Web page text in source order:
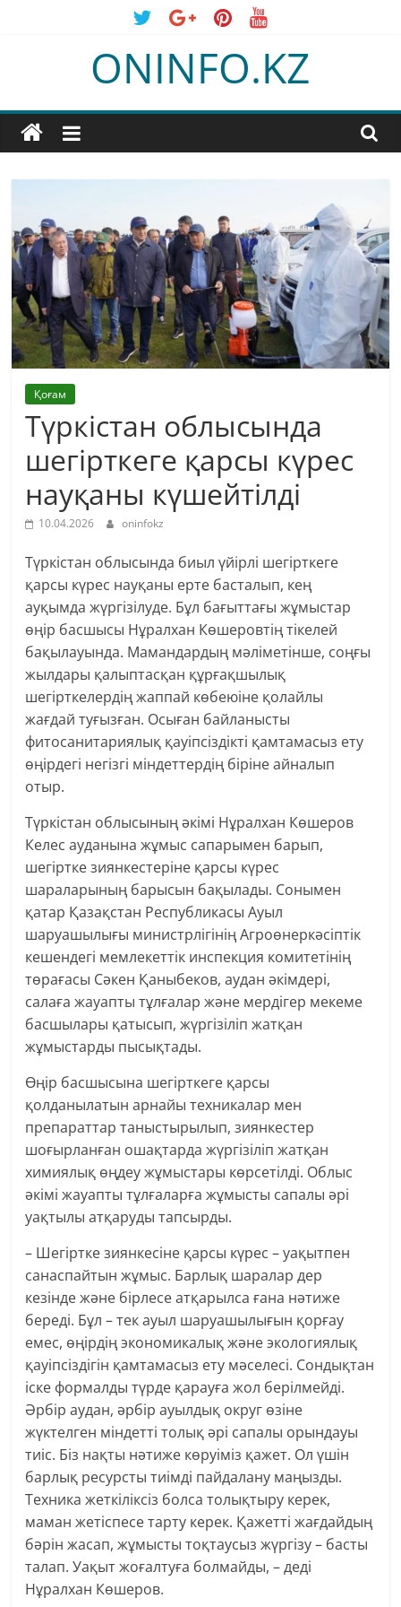
ONINFO.KZ
Қоғам
Түркістан облысында
шегірткеге қарсы күрес
науқаны күшейтілді
10.04.2026 oninfokz
Түркістан облысында биыл үйірлі шегірткеге
қарсы күрес науқаны ерте басталып, кең
ауқымда жүргізілуде. Бұл бағыттағы жұмыстар
өңір басшысы Нұралхан Көшеровтің тікелей
бақылауында. Мамандардың мәліметінше, соңғы
жылдары қалыптасқан құрғақшылық
шегірткелердің жаппай көбеюіне қолайлы
жағдай туғызған. Осыған байланысты
фитосанитариялық қауіпсіздікті қамтамасыз ету
өңірдегі негізгі міндеттердің біріне айналып
отыр.
Түркістан облысының әкімі Нұралхан Көшеров
Келес ауданына жұмыс сапарымен барып,
шегіртке зиянкестеріне қарсы күрес
шараларының барысын бақылады. Сонымен
қатар Қазақстан Республикасы Ауыл
шаруашылығы министрлігінің Агроөнеркәсіптік
кешендегі мемлекеттік инспекция комитетінің
төрағасы Сәкен Қаныбеков, аудан әкімдері,
салаға жауапты тұлғалар және мердігер мекеме
басшылары қатысып, жүргізіліп жатқан
жұмыстарды пысықтады.
Өңір басшысына шегірткеге қарсы
қолданылатын арнайы техникалар мен
препараттар таныстырылып, зиянкестер
шоғырланған ошақтарда жүргізіліп жатқан
химиялық өңдеу жұмыстары көрсетілді. Облыс
әкімі жауапты тұлғаларға жұмысты сапалы әрі
уақтылы атқаруды тапсырды.
– Шегіртке зиянкесіне қарсы күрес – уақытпен
санаспайтын жұмыс. Барлық шаралар дер
кезінде және бірлесе атқарылса ғана нәтиже
береді. Бұл – тек ауыл шаруашылығын қорғау
емес, өңірдің экономикалық және экологиялық
қауіпсіздігін қамтамасыз ету мәселесі. Сондықтан
іске формалды түрде қарауға жол берілмейді.
Әрбір аудан, әрбір ауылдық округ өзіне
жүктелген міндетті толық әрі сапалы орындауы
тиіс. Біз нақты нәтиже көруіміз қажет. Ол үшін
барлық ресурсты тиімді пайдалану маңызды.
Техника жеткіліксіз болса толықтыру керек,
маман жетіспесе тарту керек. Қажетті жағдайдың
бәрін жасап, жұмысты тоқтаусыз жүргізу – басты
талап. Уақыт жоғалтуға болмайды, – деді
Нұралхан Көшеров.